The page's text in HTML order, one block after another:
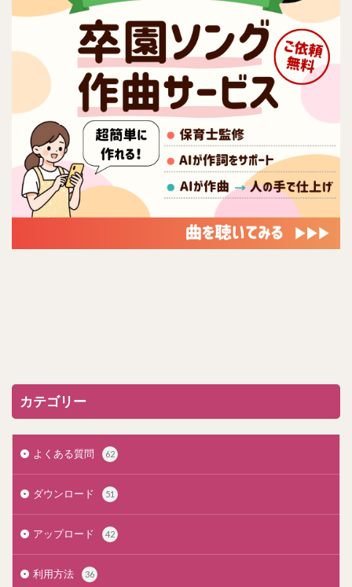
カテゴリー
よくある質問 62
ダウンロード 51
アップロード 42
利用方法 36